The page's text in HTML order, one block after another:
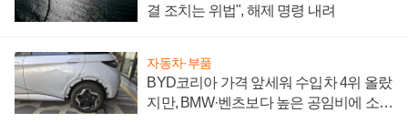
결 조치는 위법", 해제 명령 내려
자동차·부품
BYD코리아 가격 앞세워 수입차 4위 올랐
지만, BMW·벤츠보다 높은 공임비에 소비